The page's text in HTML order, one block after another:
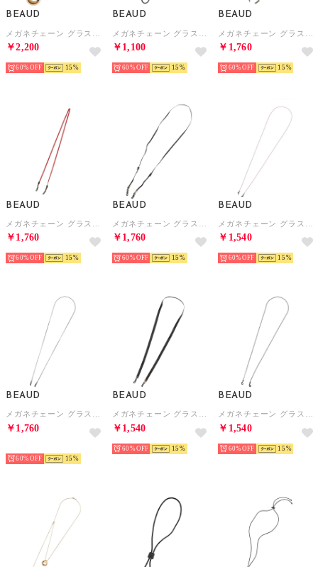
BEAUD
￥2,200
60% 15
BEAUD
￥1,100
60% 15
BEAUD
￥1,760
60% 15
BEAUD
￥1,760
60% 15
BEAUD
￥1,760
60% 15
BEAUD
￥1,540
60% 15
BEAUD
メガネチェーン グラスコード ストラップ レディース メンズ （ブラック）
￥1,760
60% 15
BEAUD
メガネチェーン グラスコード ストラップ レディース メンズ （ブラック）
￥1,540
60% 15
BEAUD
メガネチェーン グラスコード ストラップ レディース メンズ （ブルー）
￥1,540
60% 15